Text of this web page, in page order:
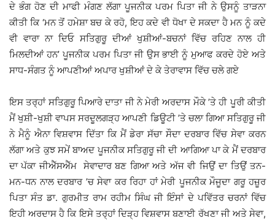
ਦੇ ਭੰਗ ਹੋਣ ਦੀ ਮਾਫੀ ਮੰਗਣ ਲੱਗਾ ਪੂਜਨੀਕ ਪਰਮ ਪਿਤਾ ਜੀ ਨੇ ਉਸਨੂੰ ਤਾੜਨਾ
ਕੀਤੀ ਕਿ ‘ਮਨ ਤੋਂ ਹਮੇਸ਼ਾ ਬਚ ਕੇ ਰਹੋ, ਇਹ ਕਦੇ ਵੀ ਧੋਖਾ ਦੇ ਸਕਦਾ ਹੈ ਮਨ ਨੂੰ ਕਦੇ
ਵੀ ਵਾਰਾ ਨਾ ਦਿਓ ਸਤਿਗੁਰੂ ਦੀਆਂ ਖੁਸ਼ੀਆਂ-ਬਚਨਾਂ ਵਿੱਚ ਰਹਿਣ ਨਾਲ ਹੀ
ਮਿਲਦੀਆਂ ਹਨ’ ਪੂਜਨੀਕ ਪਰਮ ਪਿਤਾ ਜੀ ਉਸ ਭਾਈ ਨੂੰ ਮੁਆਫ ਕਰਦੇ ਹੋਏ ਅਤੇ
ਸਾਧ-ਸੰਗਤ ਨੂੰ ਆਪਣੀਆਂ ਅਪਾਰ ਖੁਸ਼ੀਆਂ ਦੇ ਕੇ ਤੇਰਾਵਾਸ ਵਿੱਚ ਚਲੇ ਗਏ
ਇਸ ਤਰ੍ਹਾਂ ਸਤਿਗੁਰੂ ਪਿਆਰੇ ਦਾਤਾ ਜੀ ਨੇ ਮੇਰੀ ਅਰਦਾਸ ਮੌਕੇ ’ਤੇ ਹੀ ਪੂਰੀ ਕੀਤੀ
ਮੈਂ ਖੁਸ਼ੀ-ਖੁਸ਼ੀ ਵਾਪਸ ਸਰਦੂਲਗੜ੍ਹ ਆਪਣੀ ਡਿਊਟੀ ’ਤੇ ਚਲਾ ਗਿਆ ਸਤਿਗੁਰੂ ਜੀ
ਨੇ ਮੈਨੂੰ ਐਨਾ ਵਿਸ਼ਵਾਸ ਦਿੱਤਾ ਕਿ ਮੈਂ ਡੇਰਾ ਸੱਚਾ ਸੌਦਾ ਦਰਬਾਰ ਵਿੱਚ ਸੇਵਾ ਕਰਨ
ਲੱਗਾ ਅਤੇ ਕੁਝ ਸਮੇਂ ਬਾਅਦ ਪੂਜਨੀਕ ਸਤਿਗੁਰੂ ਜੀ ਦੀ ਆਗਿਆ ਪਾ ਕੇ ਮੈਂ ਦਰਬਾਰ
ਦਾ ਪੱਕਾ ਜੀਐੱਸਐੱਮ ਸੇਵਾਦਾਰ ਬਣ ਗਿਆ ਅਤੇ ਅੱਜ ਵੀ ਜਿਉਂ ਦਾ ਤਿਉਂ ਤਨ-
ਮਨ-ਧਨ ਨਾਲ ਦਰਬਾਰ ’ਚ ਸੇਵਾ ਕਰ ਰਿਹਾ ਹਾਂ ਮੇਰੀ ਪੂਜਨੀਕ ਮੌਜੂਦਾ ਗਰੂ ਹਜ਼ੂਰ
ਪਿਤਾ ਸੰਤ ਡਾ. ਗੁਰਮੀਤ ਰਾਮ ਰਹੀਮ ਸਿੰਘ ਜੀ ਇੰਸਾਂ ਦੇ ਪਵਿੱਤਰ ਚਰਨਾਂ ਵਿੱਚ
ਇਹੀ ਅਰਦਾਸ ਹੈ ਕਿ ਇਸੇ ਤਰ੍ਹਾਂ ਦਿੜ੍ਹ ਵਿਸ਼ਵਾਸ ਬਣਾਈ ਰੱਖਣਾ ਜੀ ਅਤੇ ਸੇਵਾ,